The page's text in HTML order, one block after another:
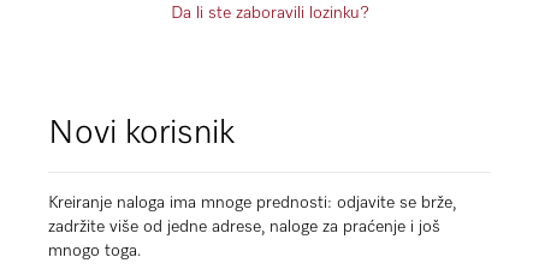
Da li ste zaboravili lozinku?
Novi korisnik
Kreiranje naloga ima mnoge prednosti: odjavite se brže,
zadržite više od jedne adrese, naloge za praćenje i još
mnogo toga.